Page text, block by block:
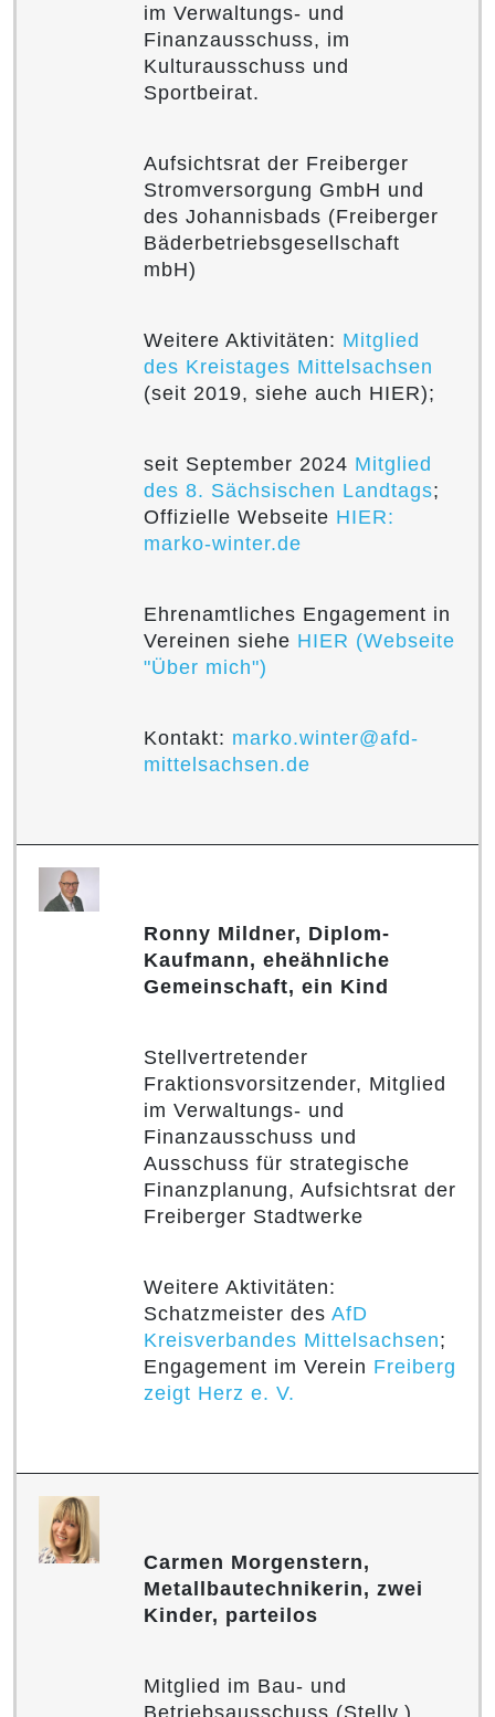
im Verwaltungs- und
Finanzausschuss, im
Kulturausschuss und
Sportbeirat.
Aufsichtsrat der Freiberger
Stromversorgung GmbH und
des Johannisbads (Freiberger
Bäderbetriebsgesellschaft
mbH)
Weitere Aktivitäten: Mitglied
des Kreistages Mittelsachsen
(seit 2019, siehe auch HIER);
seit September 2024 Mitglied
des 8. Sächsischen Landtags;
Offizielle Webseite HIER:
marko-winter.de
Ehrenamtliches Engagement in
Vereinen siehe HIER (Webseite
"Über mich")
Kontakt: marko.winter@afd-
mittelsachsen.de
Ronny Mildner, Diplom-
Kaufmann, eheähnliche
Gemeinschaft, ein Kind
Stellvertretender
Fraktionsvorsitzender, Mitglied
im Verwaltungs- und
Finanzausschuss und
Ausschuss für strategische
Finanzplanung, Aufsichtsrat der
Freiberger Stadtwerke
Weitere Aktivitäten:
Schatzmeister des AfD
Kreisverbandes Mittelsachsen;
Engagement im Verein Freiberg
zeigt Herz e. V.
Carmen Morgenstern,
Metallbautechnikerin, zwei
Kinder, parteilos
Mitglied im Bau- und